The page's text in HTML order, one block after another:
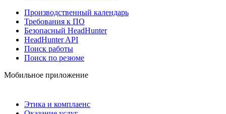
Производственный календарь
Требования к ПО
Безопасный HeadHunter
HeadHunter API
Поиск работы
Поиск по резюме
Мобильное приложение
Этика и комплаенс